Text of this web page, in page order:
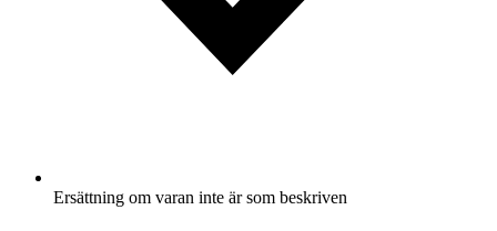
Ersättning om varan inte är som beskriven